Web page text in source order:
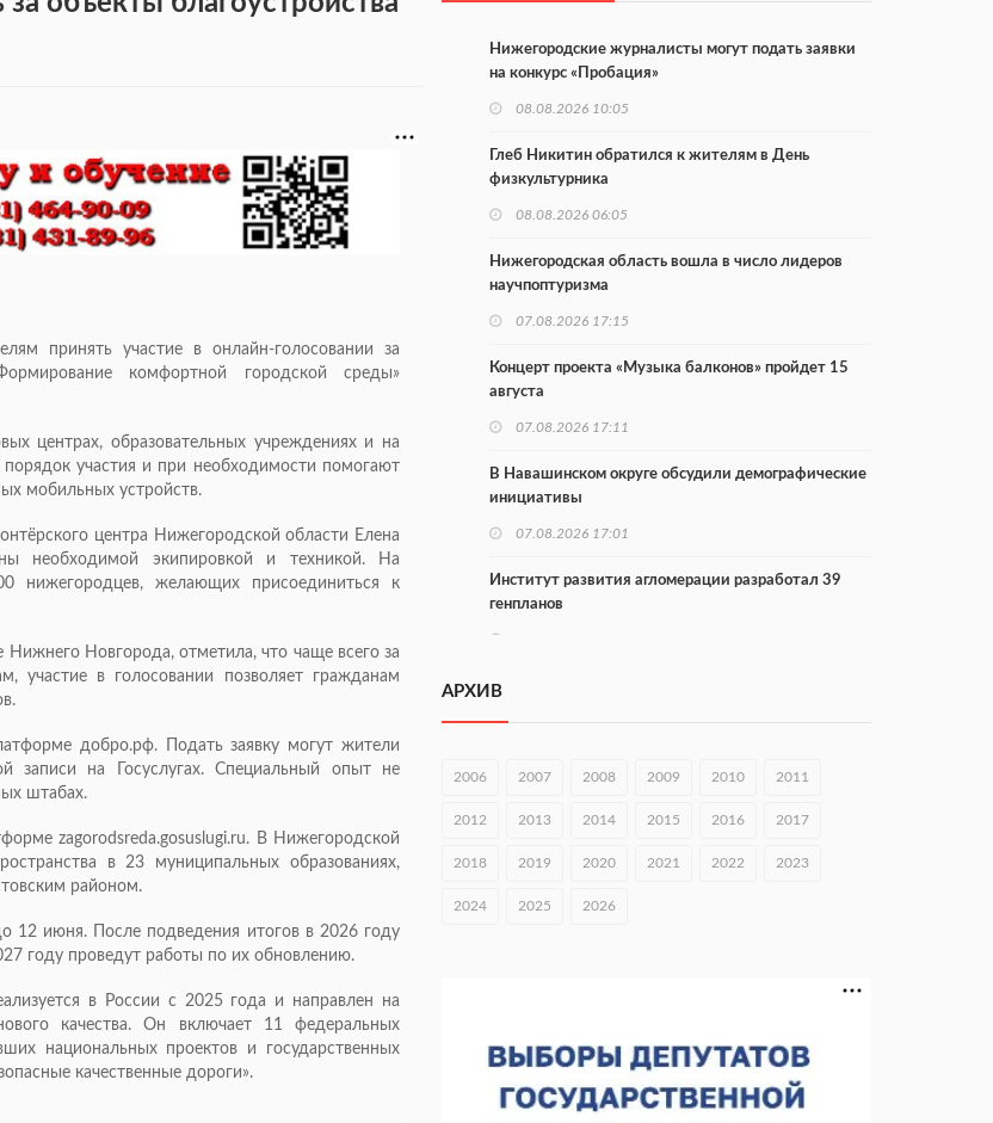
принять участие в онлайн-голосовании за
комфортной городской среды»
центрах, образовательных учреждениях и на
участия и при необходимости помогают
мобильных устройств.
центра Нижегородской области Елена
необходимой экипировкой и техникой. На
нижегородцев, желающих присоединиться к
Новгорода, отметила, что чаще всего за
в голосовании позволяет гражданам
добро.рф. Подать заявку могут жители
записи на Госуслугах. Специальный опыт не
штабах.
zagorodsreda.gosuslugi.ru. В Нижегородской
в 23 муниципальных образованиях,
районом.
12 июня. После подведения итогов в 2026 году
году проведут работы по их обновлению.
в России с 2025 года и направлен на
качества. Он включает 11 федеральных
национальных проектов и государственных
качественные дороги».
Нижегородские журналисты могут подать заявки
на конкурс «Пробация»
08.08.2026 10:05
Глеб Никитин обратился к жителям в День
физкультурника
08.08.2026 06:05
Нижегородская область вошла в число лидеров
научпоптуризма
07.08.2026 17:15
Концерт проекта «Музыка балконов» пройдет 15
августа
07.08.2026 17:11
В Навашинском округе обсудили демографические
инициативы
07.08.2026 17:01
Институт развития агломерации разработал 39
генпланов
С 8 августа изменят схему движения на въезде в
оперштаба
В Чкаловске спустили на воду «Метеор-120Р»
07.08.2026 13:48
В Нижнем Новгороде отметили 70-летие Дня
строителя
АРХИВ
2006 2007 2008 2009 2010 2011
2012 2013 2014 2015 2016 2017
2018 2019 2020 2021 2022 2023
2024 2025 2026